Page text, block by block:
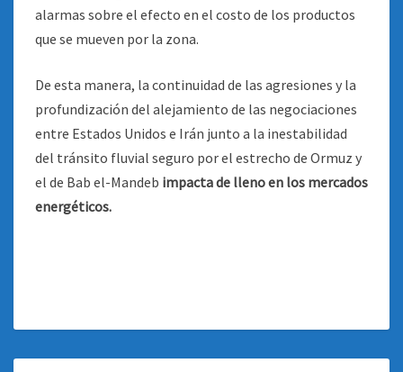
alarmas sobre el efecto en el costo de los productos
que se mueven por la zona.
De esta manera, la continuidad de las agresiones y la
profundización del alejamiento de las negociaciones
entre Estados Unidos e Irán junto a la inestabilidad
del tránsito fluvial seguro por el estrecho de Ormuz y
el de Bab el-Mandeb impacta de lleno en los mercados
energéticos.